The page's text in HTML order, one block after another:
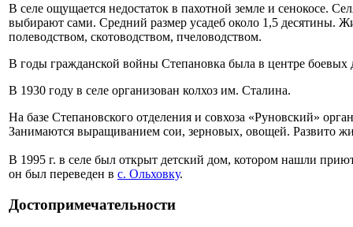
В селе ощущается недостаток в пахотной земле и сенокосе.
выбирают сами. Средний размер усадеб около 1,5 десятины.
полеводством, скотоводством, пчеловодством.
В годы гражданской войны Степановка была в центре боевых
В 1930 году в селе организован колхоз им. Сталина.
На базе Степановского отделения и совхоза «Руновский»
Занимаются выращиванием сои, зерновых, овощей. Развито
В 1995 г. в селе был открыт детский дом, котором нашли
он был переведен в с. Ольховку.
Достопримечательности